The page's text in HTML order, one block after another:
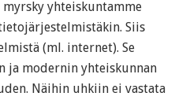
yhteiskuntamme
Siis
(ml. internet). Se
ja modernin yhteiskunnan
Näihin uhkiin ei vastata